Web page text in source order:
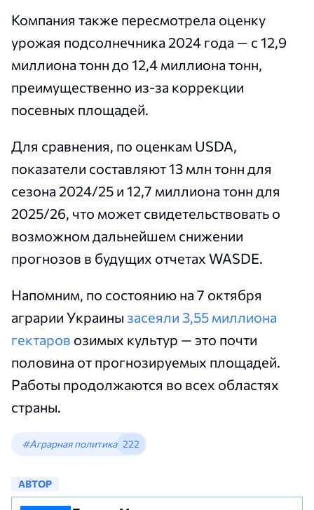
Компания также пересмотрела оценку
урожая подсолнечника 2024 года — с 12,9
миллиона тонн до 12,4 миллиона тонн,
преимущественно из-за коррекции
посевных площадей.
Для сравнения, по оценкам USDA,
показатели составляют 13 млн тонн для
сезона 2024/25 и 12,7 миллиона тонн для
2025/26, что может свидетельствовать о
возможном дальнейшем снижении
прогнозов в будущих отчетах WASDE.
Напомним, по состоянию на 7 октября
аграрии Украины засеяли 3,55 миллиона
гектаров озимых культур — это почти
половина от прогнозируемых площадей.
Работы продолжаются во всех областях
страны.
#Аграрная политика 222
АВТОР